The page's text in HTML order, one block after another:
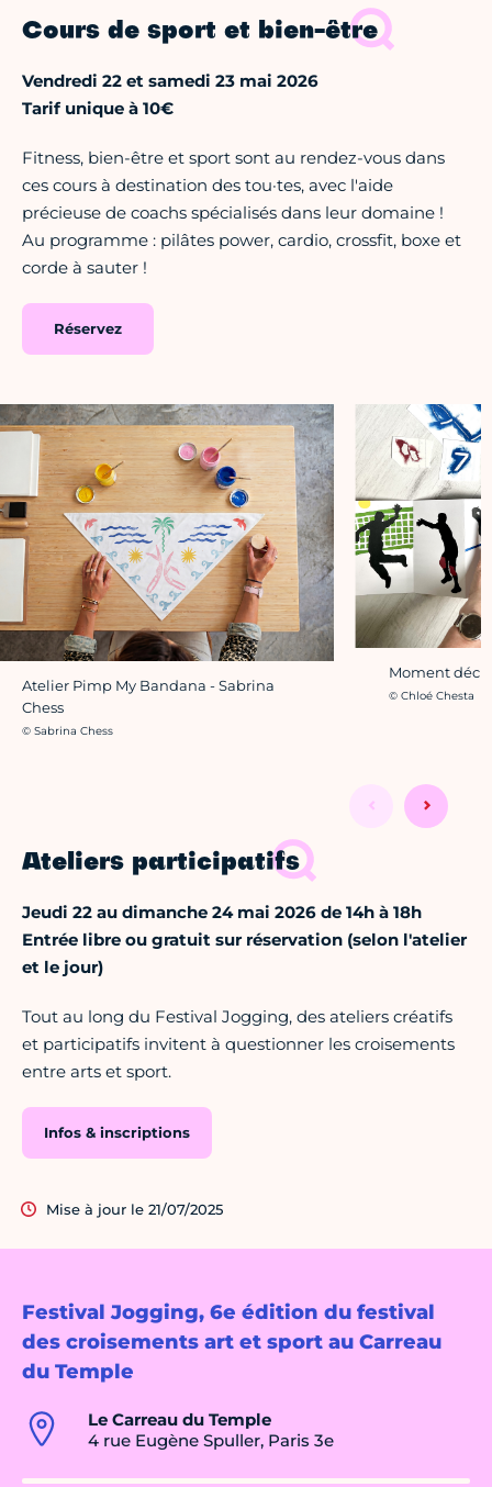
Festival Jogging, 6e édition du festival
des croisements art et sport au Carreau
du Temple
Le Carreau du Temple
4 rue Eugène Spuller, Paris 3e
Cours de sport et bien-être
Vendredi 22 et samedi 23 mai 2026
Tarif unique à 10€
Fitness, bien-être et sport sont au rendez-vous dans
ces cours à destination des tou·tes, avec l'aide
précieuse de coachs spécialisés dans leur domaine !
Au programme : pilâtes power, cardio, crossfit, boxe et
corde à sauter !
Réservez
Atelier Pimp My Bandana - Sabrina
Chess
Crédit photo :
© Sabrina Chess
Moment
Crédit photo :
© Chloé Chesta
Ateliers participatifs
Jeudi 22 au dimanche 24 mai 2026 de 14h à 18h
Entrée libre ou gratuit sur réservation (selon l'atelier
et le jour)
Tout au long du Festival Jogging, des ateliers créatifs
et participatifs invitent à questionner les croisements
entre arts et sport.
Infos & inscriptions
Mise à jour le 21/07/2025